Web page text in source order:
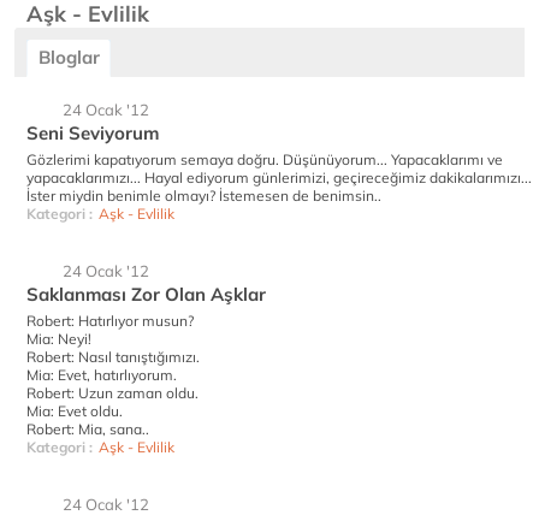
Aşk - Evlilik
Bloglar
24 Ocak '12
Seni Seviyorum
Gözlerimi kapatıyorum semaya doğru. Düşünüyorum... Yapacaklarımı ve
yapacaklarımızı... Hayal ediyorum günlerimizi, geçireceğimiz dakikalarımızı...
İster miydin benimle olmayı? İstemesen de benimsin..
Kategori : Aşk - Evlilik
24 Ocak '12
Saklanması Zor Olan Aşklar
Robert: Hatırlıyor musun?
Mia: Neyi!
Robert: Nasıl tanıştığımızı.
Mia: Evet, hatırlıyorum.
Robert: Uzun zaman oldu.
Mia: Evet oldu.
Robert: Mia, sana..
Kategori : Aşk - Evlilik
24 Ocak '12